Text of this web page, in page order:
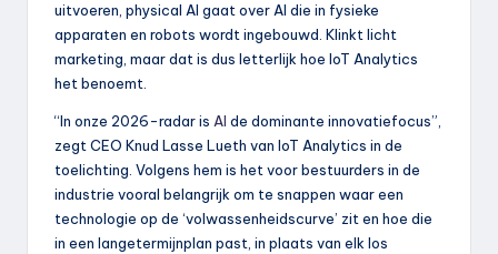
uitvoeren, physical AI gaat over AI die in fysieke
apparaten en robots wordt ingebouwd. Klinkt licht
marketing, maar dat is dus letterlijk hoe IoT Analytics
het benoemt.
“In onze 2026-radar is AI de dominante innovatiefocus”,
zegt CEO Knud Lasse Lueth van IoT Analytics in de
toelichting. Volgens hem is het voor bestuurders in de
industrie vooral belangrijk om te snappen waar een
technologie op de ‘volwassenheidscurve’ zit en hoe die
in een langetermijnplan past, in plaats van elk los